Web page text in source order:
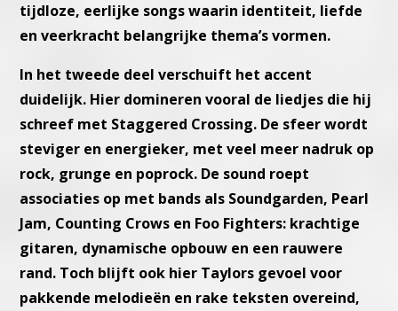
tijdloze, eerlijke songs waarin identiteit, liefde
en veerkracht belangrijke thema’s vormen.
In het tweede deel verschuift het accent
duidelijk. Hier domineren vooral de liedjes die hij
schreef met Staggered Crossing. De sfeer wordt
steviger en energieker, met veel meer nadruk op
rock, grunge en poprock. De sound roept
associaties op met bands als Soundgarden, Pearl
Jam, Counting Crows en Foo Fighters: krachtige
gitaren, dynamische opbouw en een rauwere
rand. Toch blijft ook hier Taylors gevoel voor
pakkende melodieën en rake teksten overeind,